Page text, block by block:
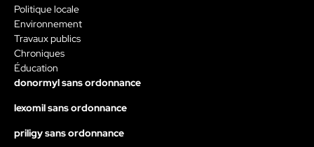
Politique locale
Environnement
Travaux publics
Chroniques
Éducation
donormyl sans ordonnance
lexomil sans ordonnance
priligy sans ordonnance